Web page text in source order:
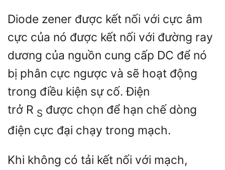
Diode zener được kết nối với cực âm
cực của nó được kết nối với đường ray
dương của nguồn cung cấp DC để nó
bị phân cực ngược và sẽ hoạt động
trong điều kiện sự cố. Điện
trở R S được chọn để hạn chế dòng
điện cực đại chạy trong mạch.
Khi không có tải kết nối với mạch,